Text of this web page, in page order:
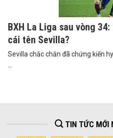
BXH La Liga sau vòng
cái tên Sevilla?
Sevilla chắc chắn đã chứng kiến
...
TIN TỨC MỚI